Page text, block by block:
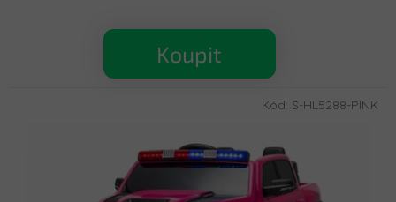
Koupit
Kód: S-HL5288-PINK